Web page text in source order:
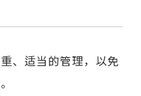
、适当的管理，以免